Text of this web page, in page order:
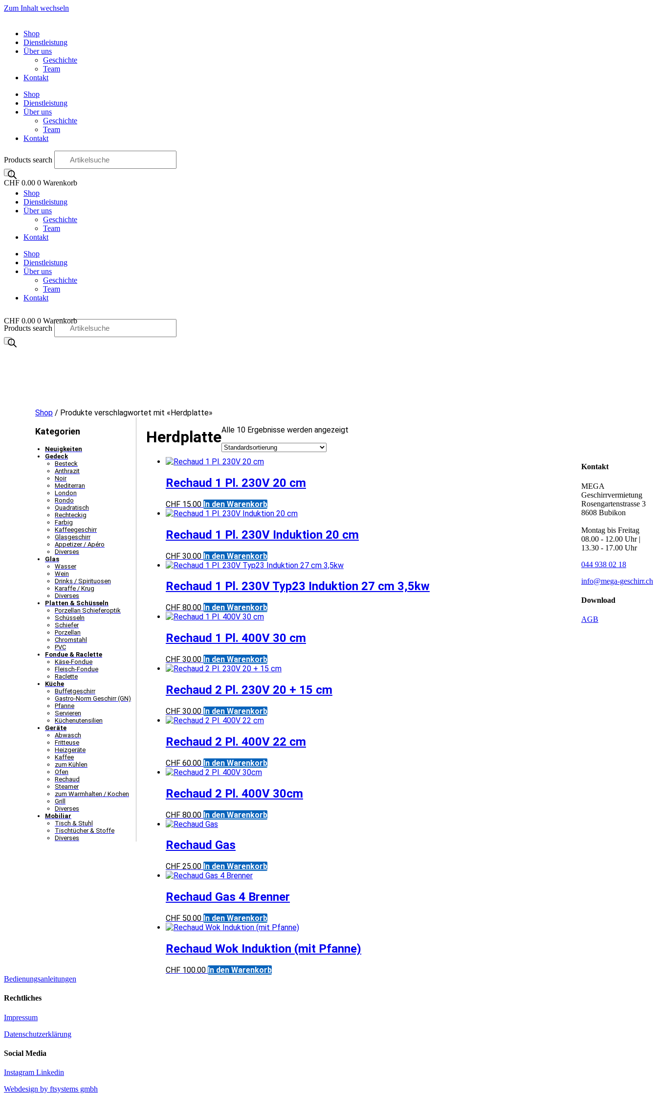
Zum Inhalt wechseln
Shop
Dienstleistung
Über uns
Geschichte
Team
Kontakt
Shop
Dienstleistung
Über uns
Geschichte
Team
Kontakt
Products search
CHF 0.00 0 Warenkorb
OO
Shop
Dienstleistung
Über uns
Geschichte
Team
Kontakt
Shop
Dienstleistung
Über uns
Geschichte
Team
Kontakt
CHF 0.00 0 Warenkorb
OO
Products search
Shop / Produkte verschlagwortet mit «Herdplatte»
Kategorien
Neuigkeiten
Gedeck
Besteck
Anthrazit
Noir
Mediterran
London
Rondo
Quadratisch
Rechteckig
Farbig
Kaffee­­geschirr
Glasgeschirr
Appetizer / Apéro
Diverses
Glas
Wasser
Wein
Drinks / Spirituosen
Karaffe / Krug
Diverses
Platten & Schüsseln
Porzellan Schieferoptik
Schüsseln
Schiefer
Porzellan
Chromstahl
PVC
Fondue & Raclette
Käse-Fondue
Fleisch-Fondue
Raclette
Küche
Buffetgeschirr
Gastro-Norm Geschirr (GN)
Pfanne
Servieren
Küchenutensilien
Geräte
Abwasch
Fritteuse
Heizgeräte
Kaffee
zum Kühlen
Ofen
Rechaud
Steamer
zum Warmhalten / Kochen
Grill
Diverses
Mobiliar
Tisch & Stuhl
Tischtücher & Stoffe
Diverses
HerdplatteAlle 10 Ergebnisse werden angezeigt
Rechaud 1 Pl. 230V 20 cm
CHF 15.00 In den Warenkorb
Rechaud 1 Pl. 230V Induktion 20 cm
CHF 30.00 In den Warenkorb
Rechaud 1 Pl. 230V Typ23 Induktion 27 cm 3,5kw
CHF 80.00 In den Warenkorb
Rechaud 1 Pl. 400V 30 cm
CHF 30.00 In den Warenkorb
Rechaud 2 Pl. 230V 20 + 15 cm
CHF 30.00 In den Warenkorb
Rechaud 2 Pl. 400V 22 cm
CHF 60.00 In den Warenkorb
Rechaud 2 Pl. 400V 30cm
CHF 80.00 In den Warenkorb
Rechaud Gas
CHF 25.00 In den Warenkorb
Rechaud Gas 4 Brenner
CHF 50.00 In den Warenkorb
Rechaud Wok Induktion (mit Pfanne)
CHF 100.00 In den Warenkorb
Kontakt
MEGA
Geschirrvermietung
Rosengartenstrasse 3
8608 Bubikon
Montag bis Freitag
08.00 - 12.00 Uhr |
13.30 - 17.00 Uhr
044 938 02 18
info@mega-geschirr.ch
Download
AGB
Bedienungsanleitungen
Rechtliches
Impressum
Datenschutzerklärung
Social Media
Instagram Linkedin
Webdesign by ftsystems gmbh